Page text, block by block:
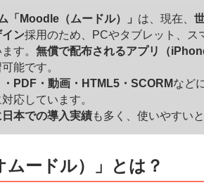
「Moodle（ムードル）」 は、現在、
イン採用のため、PCやタブレット、
す。 無償で配布されるアプリ（
能です。
・PDF・動画・HTML5・SCORMなど
応しています。
本での導入実績も多く、使いやすい
ードル）」とは？